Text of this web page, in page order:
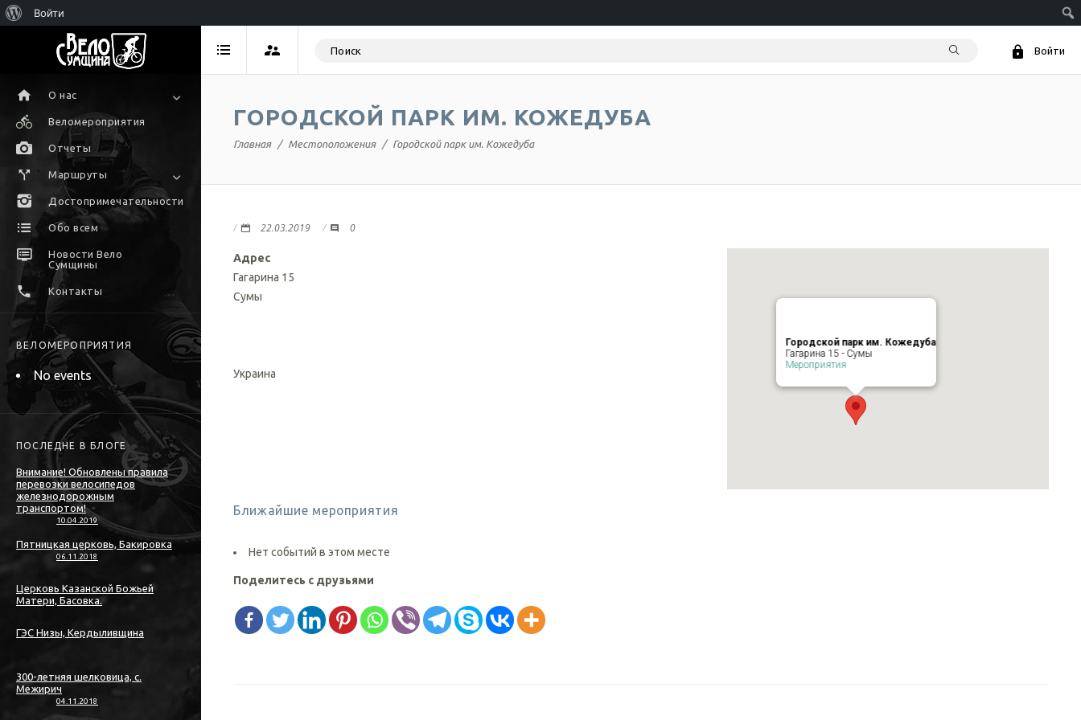
О нас
Веломероприятия
Отчеты
Маршруты
Достопримечательности
Обо всем
Новости Вело
Сумщины
Контакты
ВЕЛОМЕРОПРИЯТИЯ
No events
ПОСЛЕДНЕ В БЛОГЕ
Внимание! Обновлены правила
перевозки велосипедов
железнодорожным
транспортом!
10.04.2019
Пятницкая церковь, Бакировка
06.11.2018
Церковь Казанской Божьей
Матери, Басовка.
ГЭС Низы, Кердыливщина
300-летняя шелковица, с.
Межирич
04.11.2018
Войти
ГОРОДСКОЙ ПАРК ИМ. КОЖЕДУБА
Главная Местоположения Городской парк им. Кожедуба
22.03.2019 0
Городской парк им. Кожедуба
Гагарина 15 - Сумы
Мероприятия
Адрес
Гагарина 15
Сумы
Украина
Ближайшие мероприятия
Нет событий в этом месте
Поделитесь с друзьями
Войти